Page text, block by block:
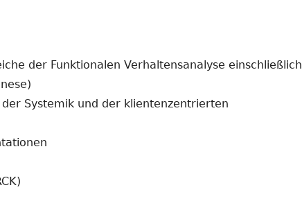
der Funktionalen Verhaltensanalyse einschließlich
Systemik und der klientenzentrierten